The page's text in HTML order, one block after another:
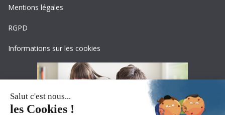
Mentions légales
RGPD
Informations sur les cookies